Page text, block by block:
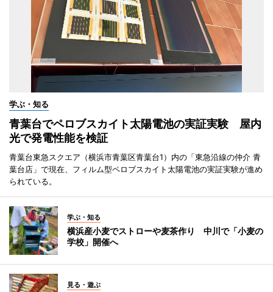
学ぶ・知る
青葉台でペロブスカイト太陽電池の実証実験 屋内
光で発電性能を検証
青葉台東急スクエア（横浜市青葉区青葉台1）内の「東急沿線の仲介 青
葉台店」で現在、フィルム型ペロブスカイト太陽電池の実証実験が進め
られている。
学ぶ・知る
横浜産小麦でストローや麦茶作り 中川で「小麦の
学校」開催へ
見る・遊ぶ